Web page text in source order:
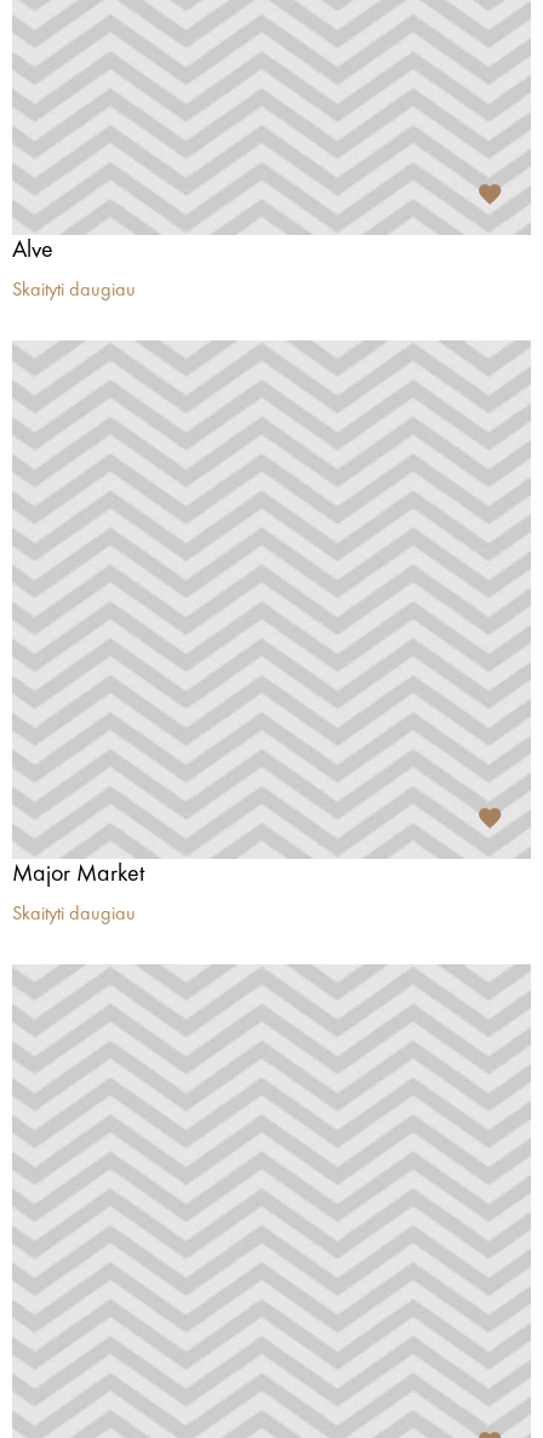
Alve
Skaityti daugiau
Major Market
Skaityti daugiau